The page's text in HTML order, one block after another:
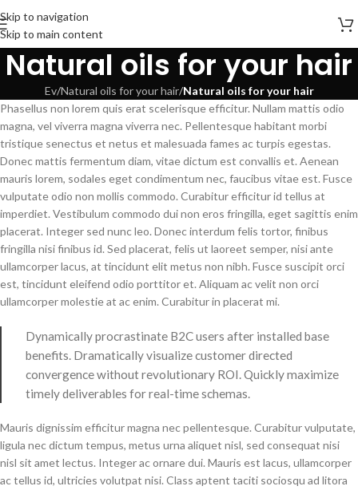
Skip to navigation
Skip to main content
Natural oils for your hair
Ev/Natural oils for your hair/Natural oils for your hair
Phasellus non lorem quis erat scelerisque efficitur. Nullam mattis odio
magna, vel viverra magna viverra nec. Pellentesque habitant morbi
tristique senectus et netus et malesuada fames ac turpis egestas.
Donec mattis fermentum diam, vitae dictum est convallis et. Aenean
mauris lorem, sodales eget condimentum nec, faucibus vitae est. Fusce
vulputate odio non mollis commodo. Curabitur efficitur id tellus at
imperdiet. Vestibulum commodo dui non eros fringilla, eget sagittis enim
placerat. Integer sed nunc leo. Donec interdum felis tortor, finibus
fringilla nisi finibus id. Sed placerat, felis ut laoreet semper, nisi ante
ullamcorper lacus, at tincidunt elit metus non nibh. Fusce suscipit orci
est, tincidunt eleifend odio porttitor et. Aliquam ac velit non orci
ullamcorper molestie at ac enim. Curabitur in placerat mi.
Dynamically procrastinate B2C users after installed base
benefits. Dramatically visualize customer directed
convergence without revolutionary ROI. Quickly maximize
timely deliverables for real-time schemas.
Mauris dignissim efficitur magna nec pellentesque. Curabitur vulputate,
ligula nec dictum tempus, metus urna aliquet nisl, sed consequat nisi
nisl sit amet lectus. Integer ac ornare dui. Mauris est lacus, ullamcorper
ac tellus id, ultricies volutpat nisi. Class aptent taciti sociosqu ad litora